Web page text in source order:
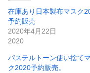
在庫あり日本製布マスク
予約販売
2020年4月22日
2020
パステルトーン使い捨て
ク2020予約販売。